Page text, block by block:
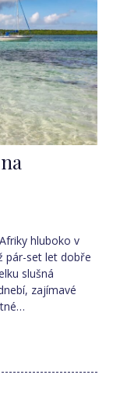
hluboko v
pár-set let dobře
slušná
zajímavé